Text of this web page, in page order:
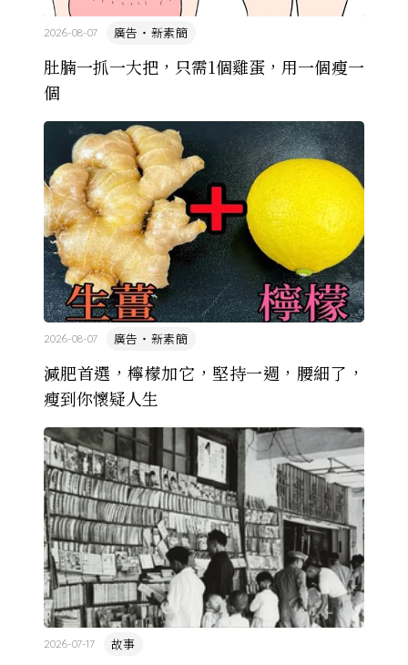
肚腩一抓一大把，只需1個雞蛋，用一個瘦一
個
廣告・新素簡
2026-08-07
減肥首選，檸檬加它，堅持一週，腰細了，
瘦到你懷疑人生
廣告・新素簡
2026-08-07
故事
2026-07-17